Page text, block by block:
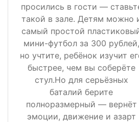
просились в гости —
такой в зале. Детям можно
самый простой
мини-футбол за 300 рублей,
но учтите, ребёнок изучит
быстрее, чем вы соберёте
стул.Но для серьёзных
баталий берите
полноразмерный — вернёт
эмоции, движение и азарт